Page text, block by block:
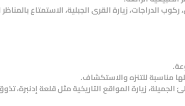
زيارة القرى الجبلية، الاستمتاع بالمناظر
مناسبة للتنزه والاستكشاف.
زيارة المواقع التاريخية مثل قلعة إدنبرة،